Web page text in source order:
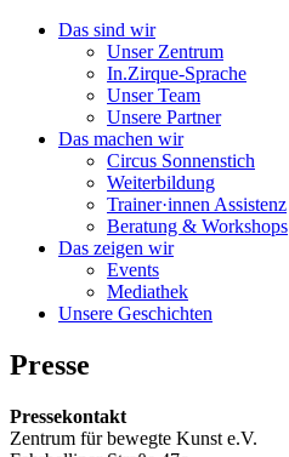
Das sind wir
Unser Zentrum
In.Zirque-Sprache
Unser Team
Unsere Partner
Das machen wir
Circus Sonnenstich
Weiterbildung
Trainer·innen Assistenz
Beratung & Workshops
Das zeigen wir
Events
Mediathek
Unsere Geschichten
Presse
Pressekontakt
Zentrum für bewegte Kunst e.V.